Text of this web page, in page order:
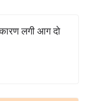
लगी आग दो